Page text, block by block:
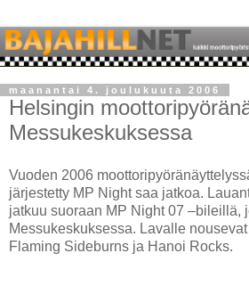
maanantai 4. joulukuuta 2006
Helsingin
Messukeskuksessa
Vuoden 2006
järjestetty MP Night saa jatkoa.
jatkuu suoraan MP Night 07 –bileillä,
Messukeskuksessa. Lavalle
Flaming Sideburns ja Hanoi Rocks.